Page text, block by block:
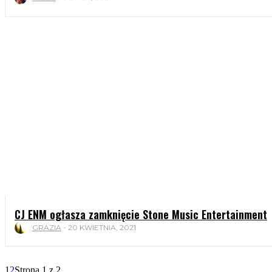
CJ ENM ogłasza zamknięcie Stone Music Entertainment
GRAZIA - 20 KWIETNIA, 2021